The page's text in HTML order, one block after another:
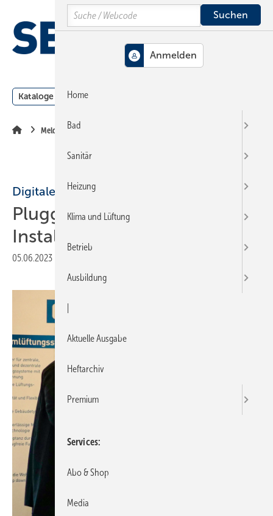
Hauptinhalt
Hauptmenü
SiteSearch
Kataloge Meldungen
Meldungen
Digitale Tools
Pluggit: VR-Technologie für
Installateure
05.06.2023
Search
Home
Bad
Sanitär
Heizung
Klima und Lüftung
Betrieb
Ausbildung
Aktuelle Ausgabe
Heftarchiv
Premium
Services
Abo & Shop
Media